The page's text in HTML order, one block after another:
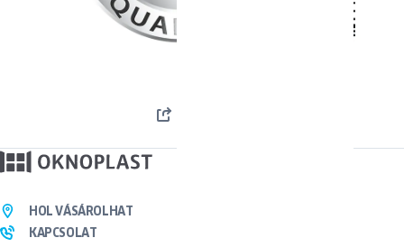
HOL VÁSÁROLHAT
KAPCSOLAT